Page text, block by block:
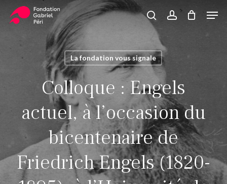
content
searchaccount
Panier Close
La fondation vous signale
Colloque : Engels
actuel, à l’occasion du
bicentenaire de
Friedrich Engels (1820-